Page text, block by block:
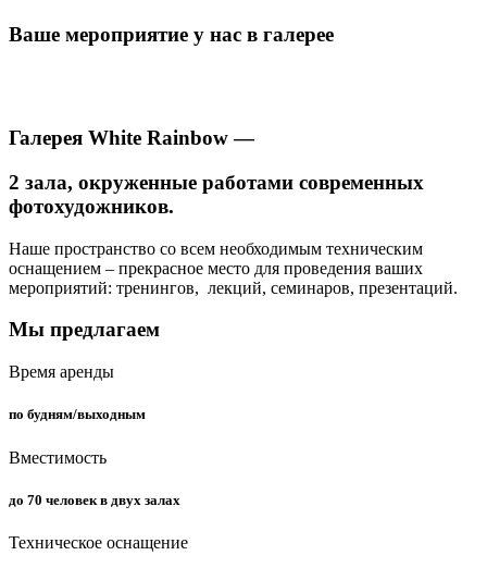
Ваше мероприятие у нас в галерее
Галерея White Rainbow —
2 зала, окруженные работами современных
фотохудожников.
Наше пространство со всем необходимым техническим
оснащением – прекрасное место для проведения ваших
мероприятий: тренингов, лекций, семинаров, презентаций.
Мы предлагаем
Время аренды
по будням/выходным
Вместимость
до 70 человек в двух залах
Техническое оснащение